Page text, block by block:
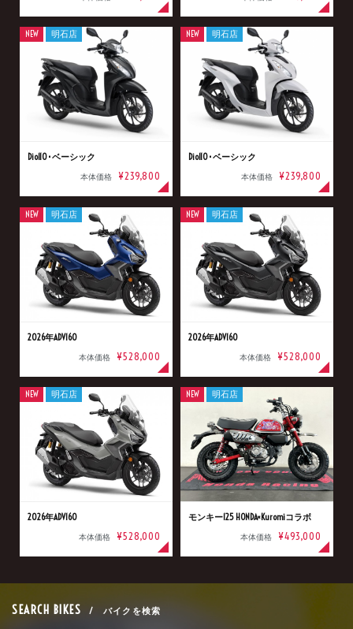
Dio110･ベーシック
本体価格 ¥239,800
NEW 明石店
Dio110･ベーシック
本体価格 ¥239,800
NEW 明石店
2026年ADV160
本体価格 ¥528,000
NEW 明石店
2026年ADV160
本体価格 ¥528,000
NEW 明石店
2026年ADV160
本体価格 ¥528,000
NEW 明石店
モンキー125 HONDA×Kuromiコラボ
本体価格 ¥493,000
NEW 明石店
SEARCH BIKES / バイクを検索